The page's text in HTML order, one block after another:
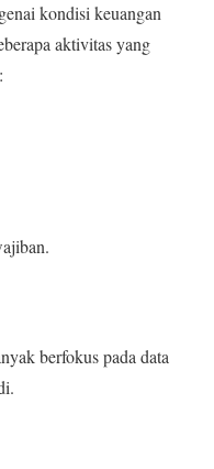
kondisi keuangan
aktivitas yang
berfokus pada data